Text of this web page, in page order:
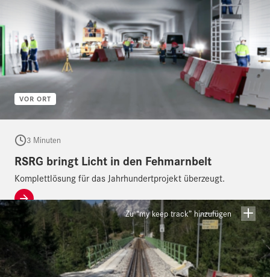
VOR ORT
3 Minuten
RSRG bringt Licht in den Fehmarnbelt
Komplettlösung für das Jahrhundertprojekt überzeugt.
Zu “my keep track” hinzufügen